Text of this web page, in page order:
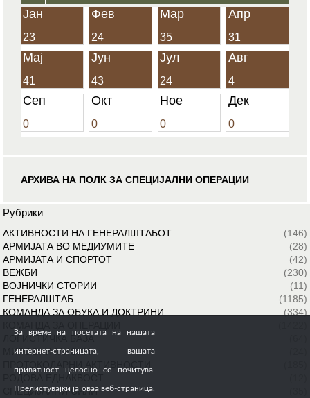
Јан
23
Фев
24
Мар
35
Апр
31
Мај
41
Јун
43
Јул
24
Авг
4
Сеп
0
Окт
0
Ное
0
Дек
0
АРХИВА НА ПОЛК ЗА СПЕЦИЈАЛНИ ОПЕРАЦИИ
Рубрики
АКТИВНОСТИ НА ГЕНЕРАЛШТАБОТ
(146)
АРМИЈАТА ВО МЕДИУМИТЕ
(28)
АРМИЈАТА И СПОРТОТ
(42)
ВЕЖБИ
(230)
ВОЈНИЧКИ СТОРИИ
(11)
ГЕНЕРАЛШТАБ
(1185)
КОМАНДА ЗА ОБУКА И ДОКТРИНИ
(334)
ЛОГИСТИЧКА БАЗА
МИРОВНИ МИСИИ
СПЕЦИЈАЛНИ СИЛИ
За време на посетата на нашата
интернет-страницата, вашата
приватност целосно се почитува.
Прелистувајќи ја оваа веб-страница,